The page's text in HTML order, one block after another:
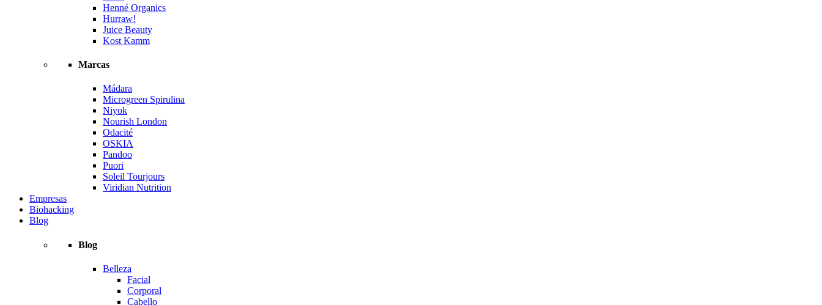
Henné Organics
Hurraw!
Juice Beauty
Kost Kamm
Marcas
Mádara
Microgreen Spirulina
Niyok
Nourish London
Odacité
OSKIA
Pandoo
Puori
Soleil Tourjours
Viridian Nutrition
Empresas
Biohacking
Blog
Blog
Belleza
Facial
Corporal
Cabello